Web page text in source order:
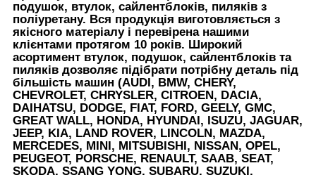
подушок, втулок, сайлентблоків, пиляків з
поліуретану. Вся продукція виготовляється з
якісного матеріалу і перевірена нашими
клієнтами протягом 10 років. Широкий
асортимент втулок, подушок, сайлентблоків та
пиляків дозволяє підібрати потрібну деталь під
більшість машин (AUDI, BMW, CHERY,
CHEVROLET, CHRYSLER, CITROEN, DACIA,
DAIHATSU, DODGE, FIAT, FORD, GEELY, GMC,
GREAT WALL, HONDA, HYUNDAI, ISUZU, JAGUAR,
JEEP, KIA, LAND ROVER, LINCOLN, MAZDA,
MERCEDES, MINI, MITSUBISHI, NISSAN, OPEL,
PEUGEOT, PORSCHE, RENAULT, SAAB, SEAT,
SKODA, SSANG YONG, SUBARU, SUZUKI,